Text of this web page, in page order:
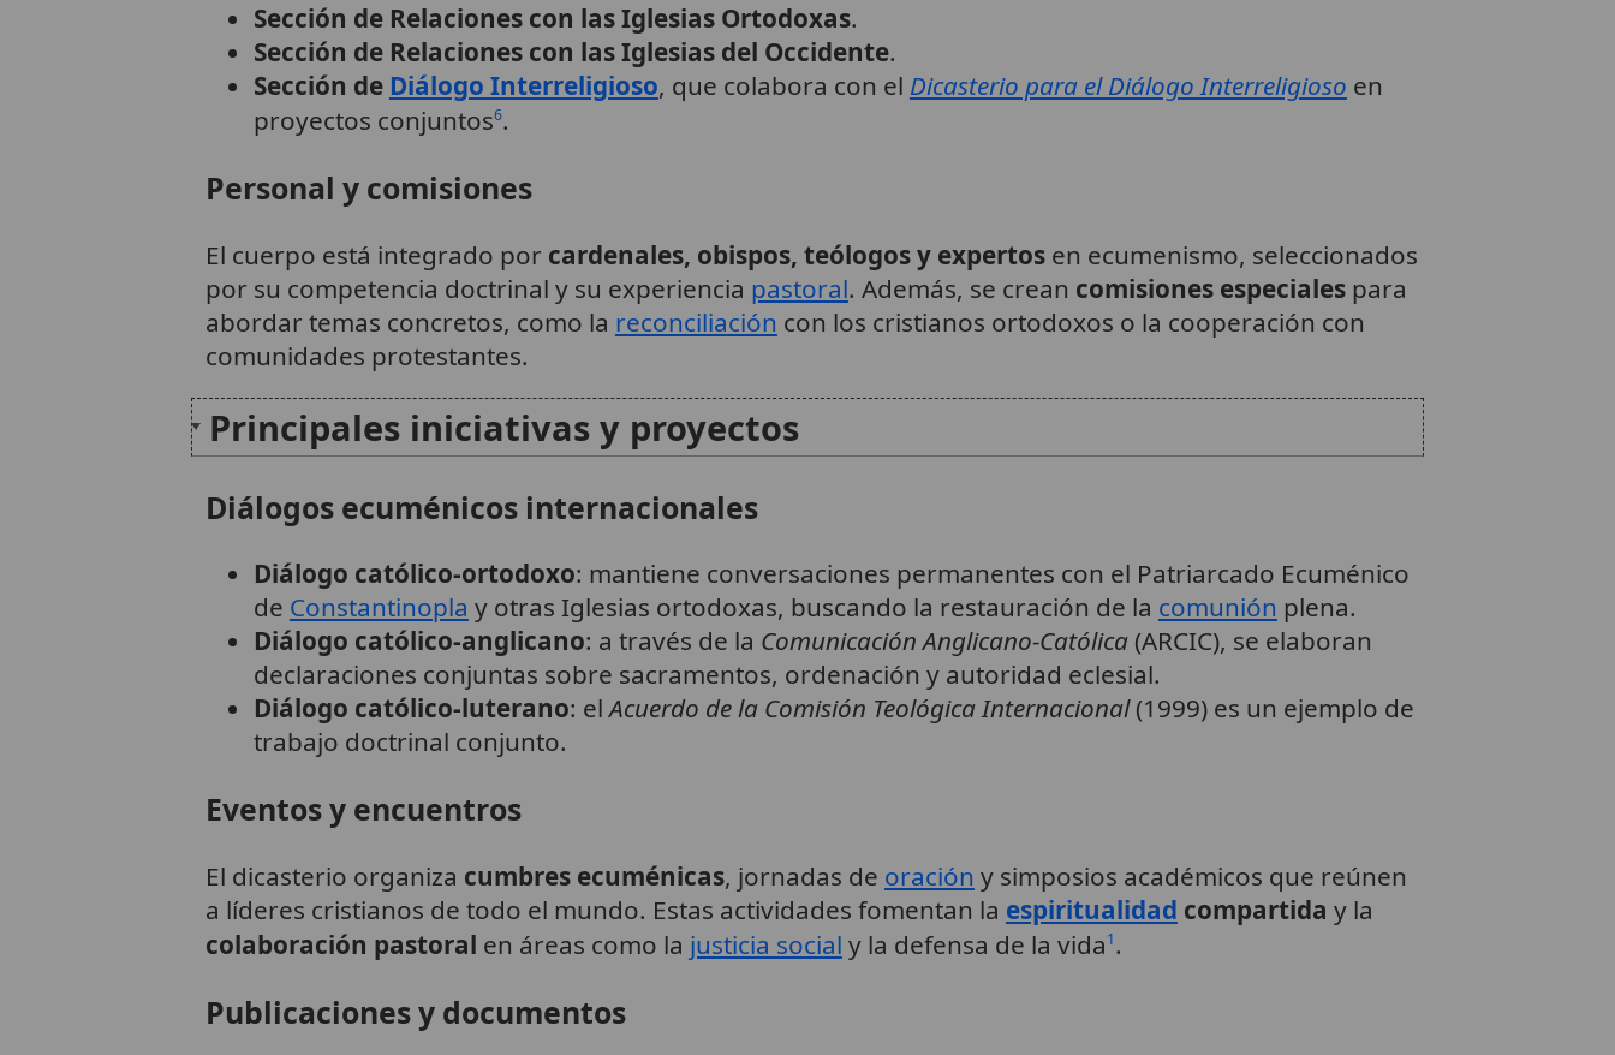
Sección de Relaciones con las Iglesias Ortodoxas.
Sección de Relaciones con las Iglesias del Occidente.
Sección de Diálogo Interreligioso, que colabora con el Dicasterio para el Diálogo Interreligioso en
proyectos conjuntos6.
Personal y comisiones
El cuerpo está integrado por cardenales, obispos, teólogos y expertosen ecumenismo, seleccionados
por su competencia doctrinal y su experiencia pastoral. Además, se crean comisiones especialespara
abordar temas concretos, como la reconciliación con los cristianos ortodoxos o la cooperación con
comunidades protestantes.
Principales iniciativas y proyectos
Diálogos ecuménicos internacionales
Diálogo católico-ortodoxo: mantiene conversaciones permanentes con el Patriarcado Ecuménico
de Constantinopla y otras Iglesias ortodoxas, buscando la restauración de la comunión plena.
Diálogo católico-anglicano: a través de la Comunicación Anglicano-Católica(ARCIC), se elaboran
declaraciones conjuntas sobre sacramentos, ordenación y autoridad eclesial.
Diálogo católico-luterano: elAcuerdo de la Comisión Teológica Internacional(1999) es un ejemplo de
trabajo doctrinal conjunto.
Eventos y encuentros
El dicasterio organiza cumbres ecuménicas, jornadas de oración y simposios académicos que reúnen
a líderes cristianos de todo el mundo. Estas actividades fomentan la espiritualidad compartida y la
colaboración pastoral en áreas como la justicia social y la defensa de la vida1.
Publicaciones y documentos